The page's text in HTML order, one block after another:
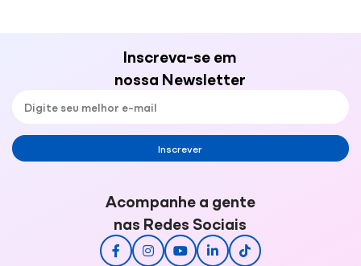
Inscreva-se em
nossa Newsletter
Inscrever
Acompanhe a gente
nas Redes Sociais